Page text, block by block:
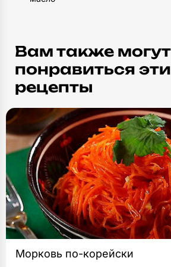
Вам также могут
понравиться эти
рецепты
Морковь по-корейски